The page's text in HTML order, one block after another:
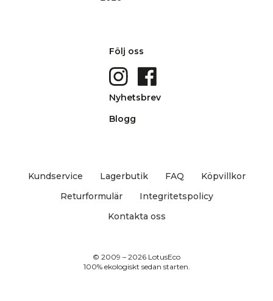
Följ oss
Nyhetsbrev
Blogg
Kundservice Lagerbutik FAQ
Köpvillkor
Returformulär
Integritetspolicy
Kontakta oss
© 2009 – 2026 LotusEco
100% ekologiskt sedan starten.